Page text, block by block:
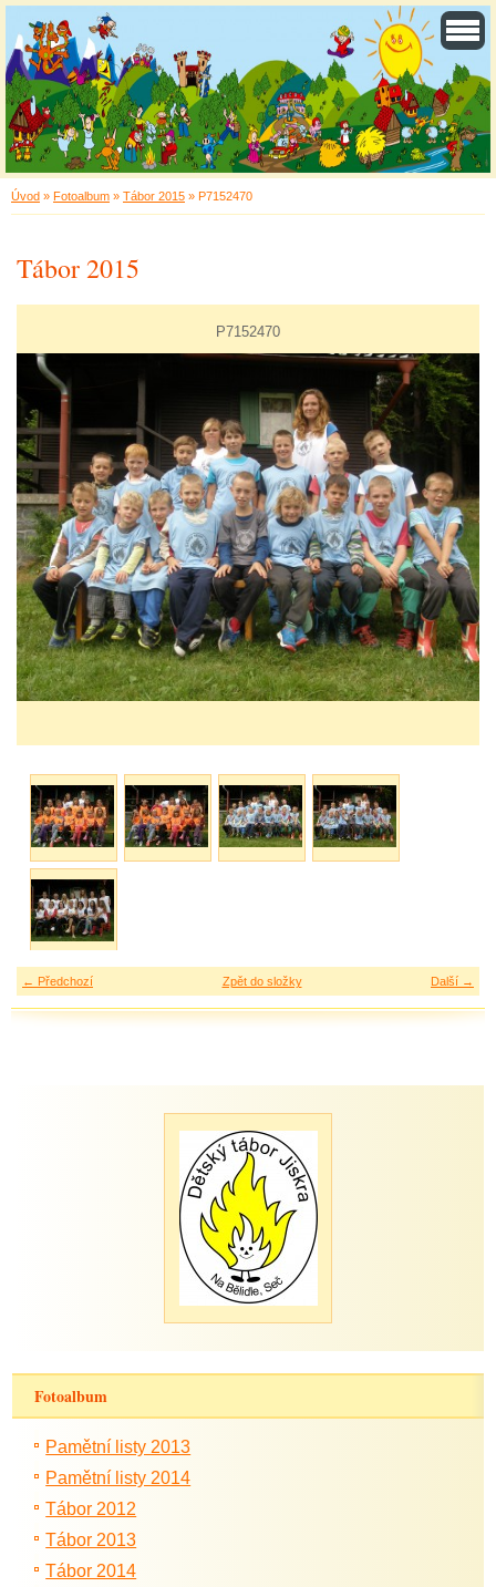
Úvod » Fotoalbum » Tábor 2015 » P7152470
Tábor 2015
P7152470
← Předchozí Další →
Zpět do složky
Fotoalbum
Pamětní listy 2013
Pamětní listy 2014
Tábor 2012
Tábor 2013
Tábor 2014